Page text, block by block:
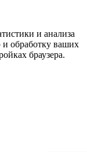
и анализа
и обработку ваших
браузера.